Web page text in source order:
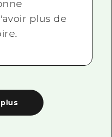
plus de